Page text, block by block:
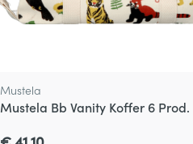
Mustela
Mustela Bb Vanity Koffer 6 Prod.